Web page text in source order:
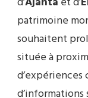
patrimoine
souhaitent
située à